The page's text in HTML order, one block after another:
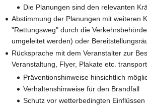
Die Planungen sind den relevanten
Abstimmung der Planungen mit weiteren
"Rettungsweg" durch die
umgeleitet werden) oder
Rücksprache mit dem Veranstalter zur
Veranstaltung, Flyer, Plakate etc.
Präventionshinweise hinsichtlich
Verhaltenshinweise für den Brandfall
Schutz vor wetterbedingten